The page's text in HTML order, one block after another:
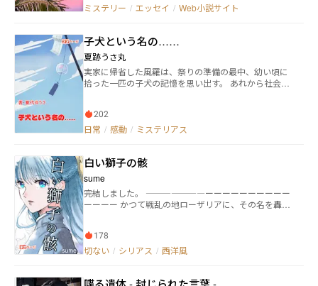
ミステリー / エッセイ / Web小説サイト
子犬という名の……
夏跡うさ丸
実家に帰省した風羅は、祭りの準備の最中、幼い頃に
拾った一匹の子犬の記憶を思い出す。 あれから社会人
現れた草摩という謎の女性。そして、彼女の正体
は……？ あの時の子犬のは、実は…… 社会人になった
わる秘密が明らかになる。 小さな祈りと縁が重なる、
ださい
202
日常 / 感動 / ミステリアス
白い獅子の骸
sume
完結しました。 ―――――――ーーーーーーーーーー
ーーーー かつて戦乱の地ローザリアに、その名を轟か
リムのもとに届いたのは、兄の墓が暴かれたという報
だった。 表向きには家庭教師として城へ戻ったセリム
と呼ばれた、美しき謎多き公女。 これは、剣も魔法も
178
切ない / シリアス / 西洋風